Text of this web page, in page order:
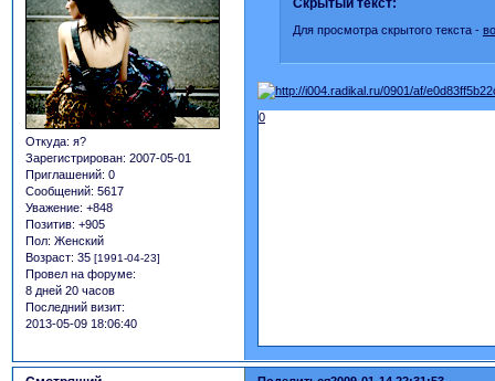
Откуда: я?
Зарегистрирован: 2007-05-01
Приглашений: 0
Сообщений: 5617
Уважение: +848
Позитив: +905
Пол: Женский
Возраст: 35 [1991-04-23]
Провел на форуме:
8 дней 20 часов
Последний визит:
2013-05-09 18:06:40
Скрытый текст:
Для просмотра скрытого текста -
0